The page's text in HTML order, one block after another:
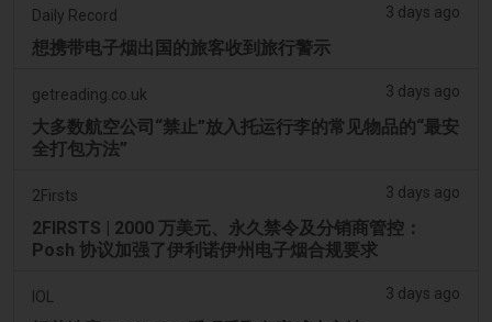
Daily Record 3 days ago
想携带电子烟出国的旅客收到旅行警示
getreading.co.uk 3 days ago
大多数航空公司“禁止”放入托运行李的常见物品的“最安
全打包方法”
2Firsts 3 days ago
2FIRSTS | 2000 万美元、永久禁令及分销商管控：
Posh 协议加强了伊利诺伊州电子烟合规要求
IOL 3 days ago